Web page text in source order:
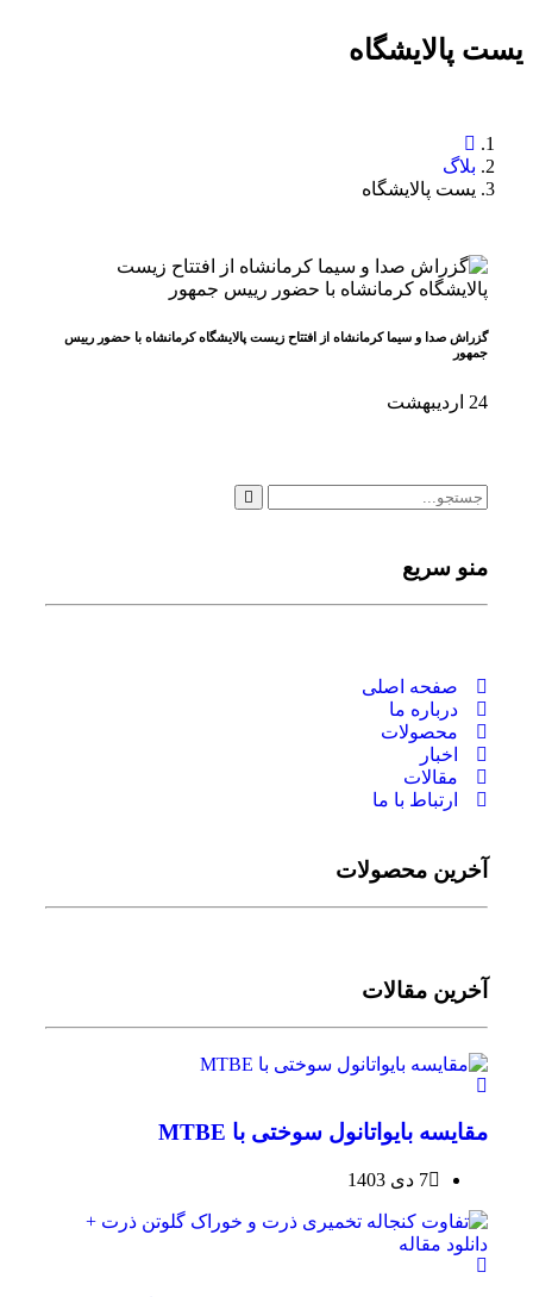
یست پالایشگاه
بلاگ
یست پالایشگاه
گزراش صدا و سیما کرمانشاه از افتتاح زیست پالایشگاه کرمانشاه با حضور رییس
جمهور
24 اردیبهشت
منو سریع
صفحه اصلی
درباره ما
محصولات
اخبار
مقالات
ارتباط با ما
آخرین محصولات
آخرین مقالات
مقایسه بایواتانول سوختی با MTBE
7 دی 1403